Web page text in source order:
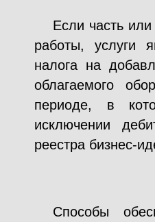
Если часть
работы, услуги
налога на
облагаемого
периоде, в
исключении
реестра бизнес-
Способы